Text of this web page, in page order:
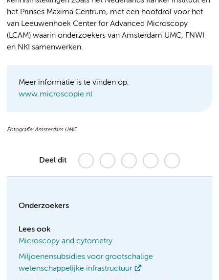
het Prinses Maxima Centrum, met een hoofdrol voor het
van Leeuwenhoek Center for Advanced Microscopy
(LCAM) waarin onderzoekers van Amsterdam UMC, FNWI
en NKI samenwerken.
Meer informatie is te vinden op:
www.microscopie.nl
Fotografie: Amsterdam UMC
Deel dit
Onderzoekers
Lees ook
Microscopy and cytometry
Miljoenensubsidies voor grootschalige
wetenschappelijke infrastructuur